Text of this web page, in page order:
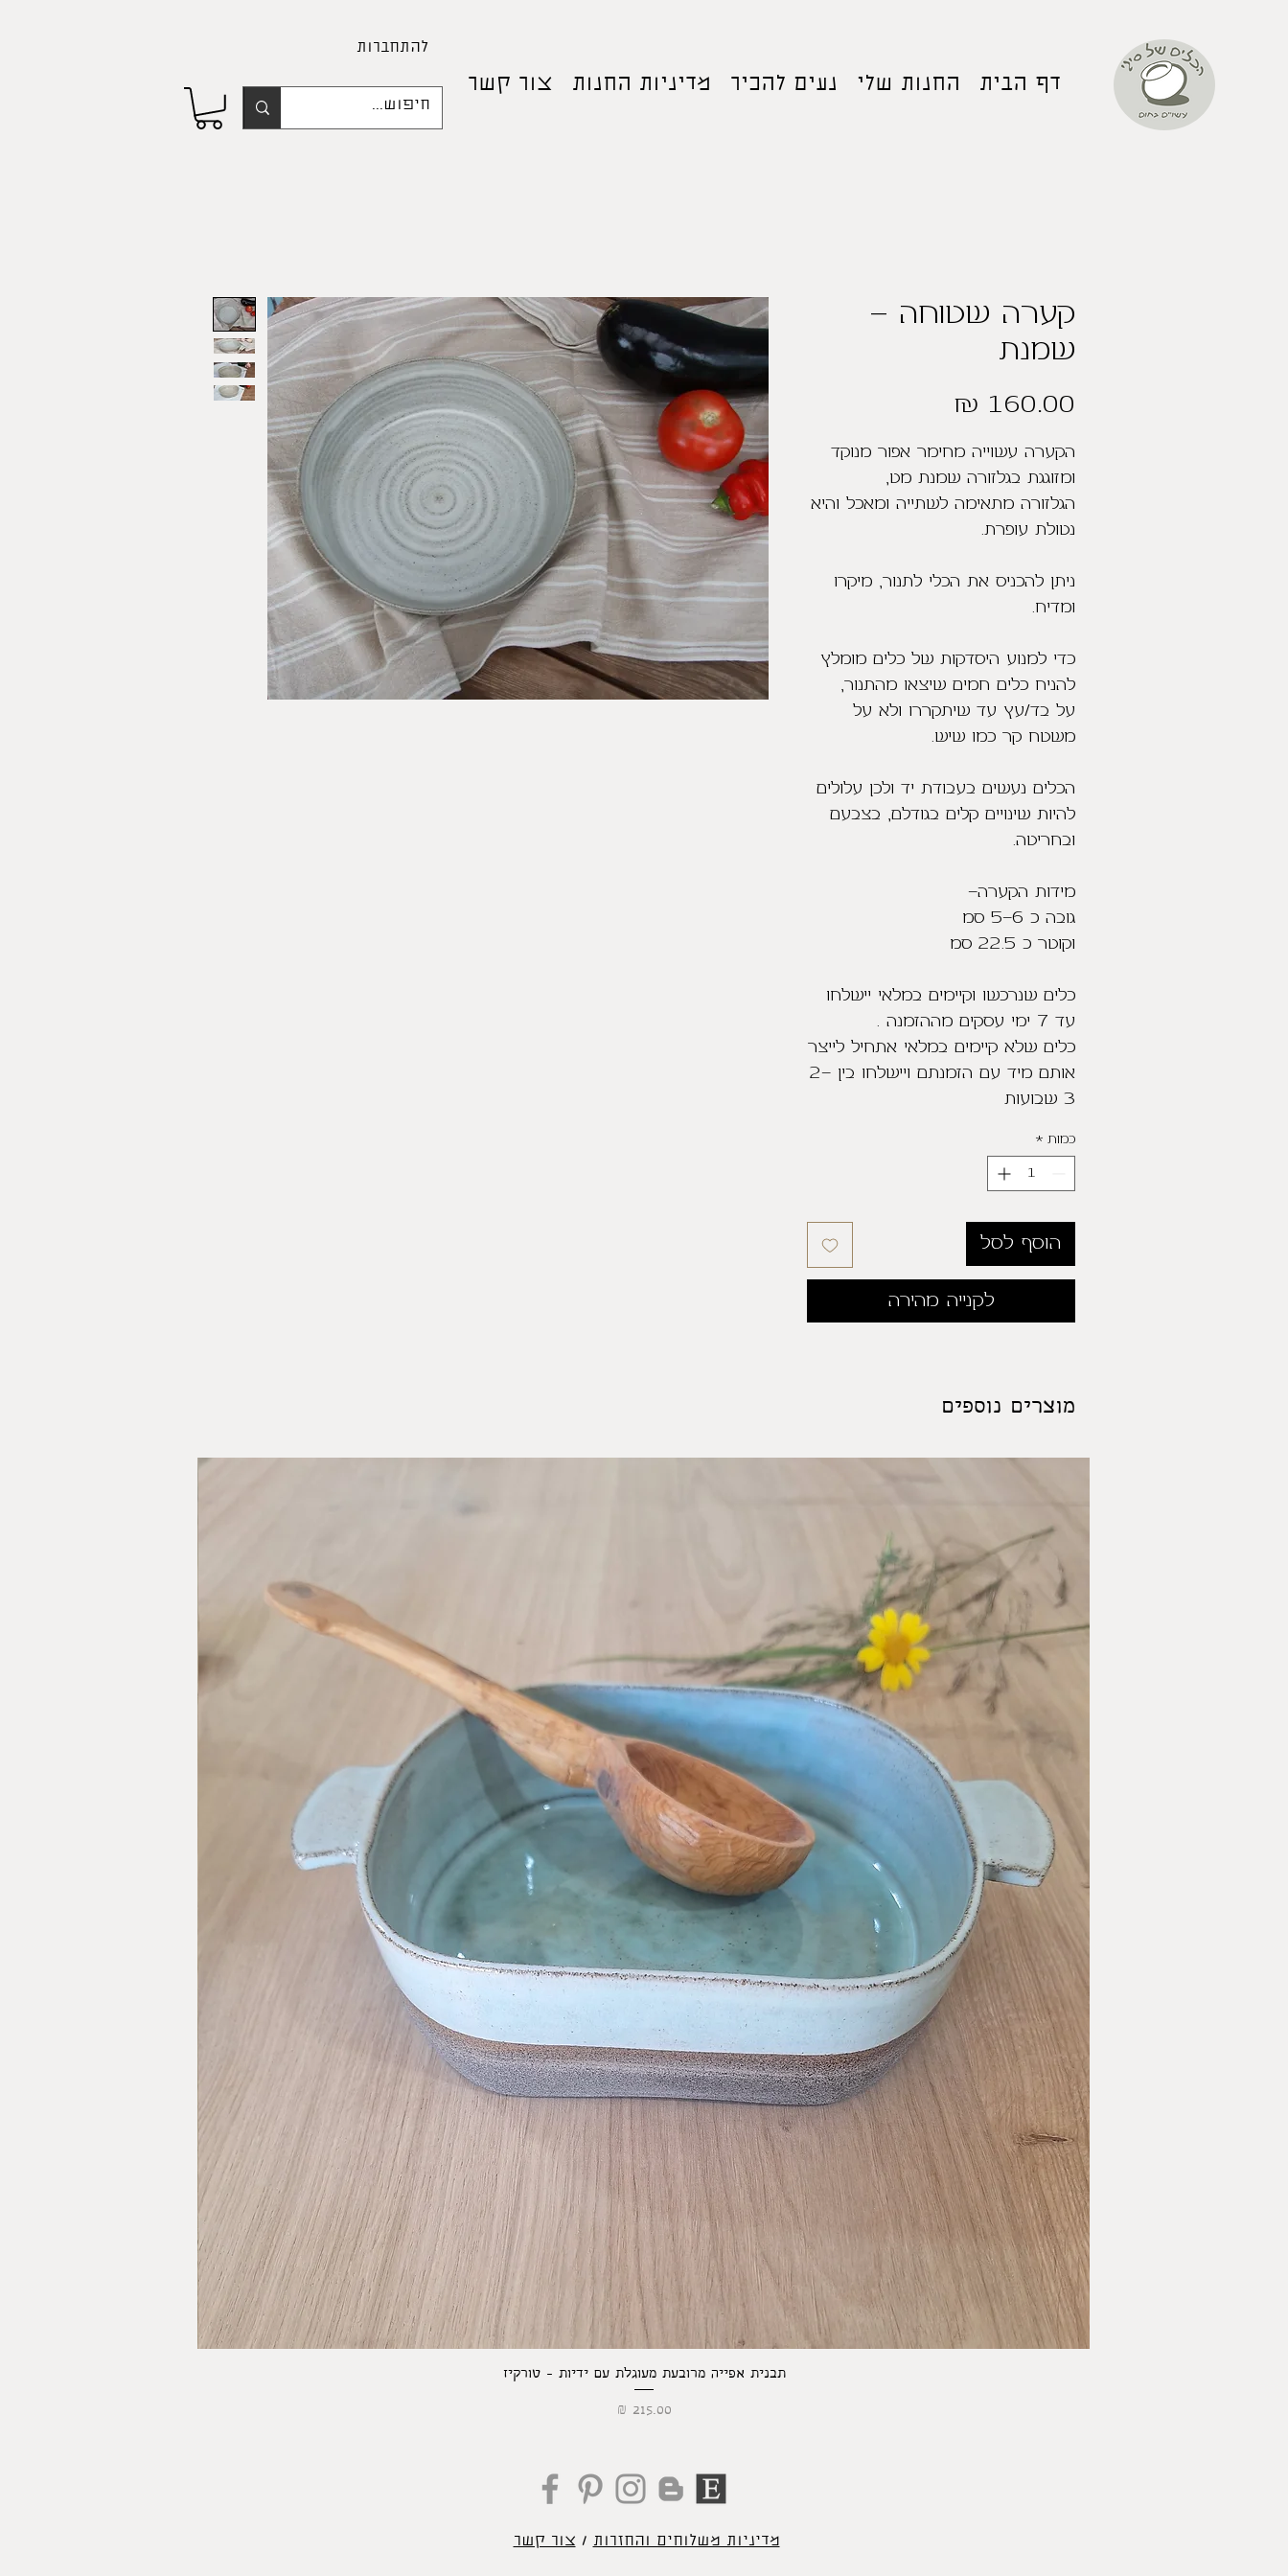
להתחברות
דף הבית החנות שלי נעים להכיר מדיניות החנות צור קשר
קערה שטוחה -
שמנת
מחיר
הקערה עשוייה מחימר אפור מנוקד
ומזוגגת בגלזורה שמנת מט,
הגלזורה מתאימה לשתייה ומאכל והיא
נטולת עופרת.
ניתן להכניס את הכלי לתנור, מיקרו
ומדיח.
כדי למנוע היסדקות של כלים מומלץ
להניח כלים חמים שיצאו מהתנור,
על בד/עץ עד שיתקררו ולא על
משטח קר כמו שיש.
הכלים נעשים בעבודת יד ולכן עלולים
להיות שינויים קלים בגודלם, בצבעם
ובחריטה.
מידות הקערה-
גובה כ 5-6 סמ
וקוטר כ 22.5 סמ
כלים שנרכשו וקיימים במלאי יישלחו
עד 7 ימי עסקים מההזמנה .
כלים שלא קיימים במלאי אתחיל לייצר
אותם מיד עם הזמנתם ויישלחו בין 2-
3 שבועות
כמות *
הוסף לסל
לקנייה מהירה
מוצרים נוספים
תצוגה מהירה
תבנית אפייה מרובעת מעוגלת עם ידיות - טורקיז
מחיר
מדיניות משלוחים והחזרות / צור קשר